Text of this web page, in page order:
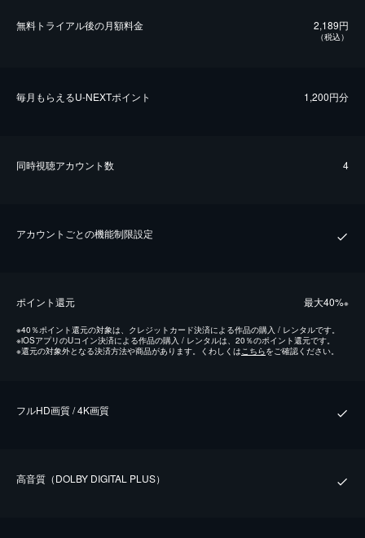
無料トライアル後の⽉額料金 2,189円
（税込）
毎⽉もらえるU-NEXTポイント 1,200円分
同時視聴アカウント数 4
アカウントごとの機能制限設定
ポイント還元 最⼤40%※
※40％ポイント還元の対象は、クレジットカード決済による作品の購入 / レンタルです。
※iOSアプリのUコイン決済による作品の購入 / レンタルは、20％のポイント還元です。
※還元の対象外となる決済方法や商品があります。くわしくはこちらをご確認ください。
フルHD画質 / 4K画質
⾼⾳質（DOLBY DIGITAL PLUS）